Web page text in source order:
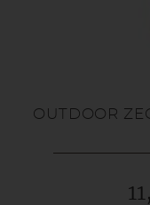
OUTDOOR